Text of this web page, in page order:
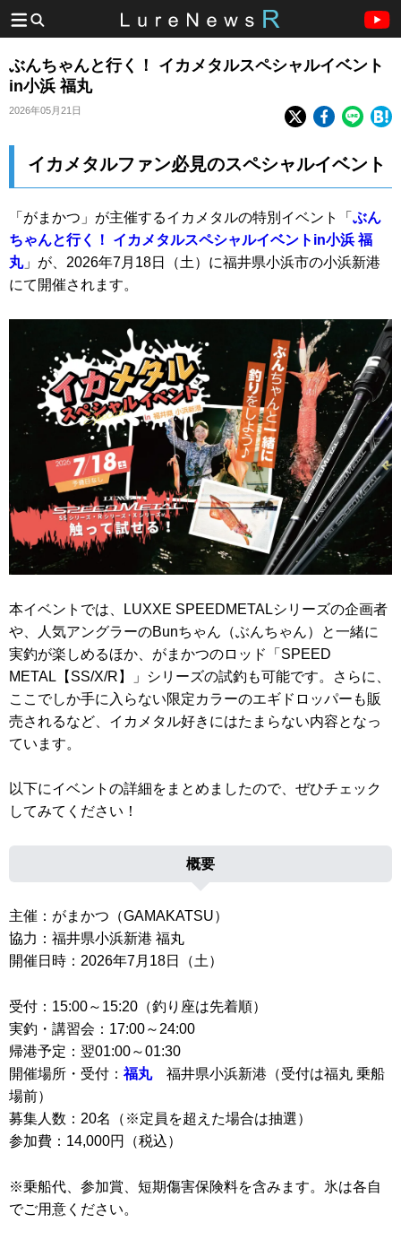
ぶんちゃんと行く！ イカメタルスペシャルイベント
in小浜 福丸
2026年05月21日
イカメタルファン必見のスペシャルイベント
「がまかつ」が主催するイカメタルの特別イベント「 ぶん
ちゃんと行く！ イカメタルスペシャルイベントin小浜 福
丸」が、2026年7月18日（土）に福井県小浜市の小浜新港
にて開催されます。
本イベントでは、LUXXE SPEEDMETALシリーズの企画者
や、人気アングラーのBunちゃん（ぶんちゃん）と一緒に
実釣が楽しめるほか、がまかつのロッド「SPEED
METAL【SS/X/R】」シリーズの試釣も可能です。さらに、
ここでしか手に入らない限定カラーのエギドロッパーも販
売されるなど、イカメタル好きにはたまらない内容となっ
ています。
以下にイベントの詳細をまとめましたので、ぜひチェック
してみてください！
概要
主催：がまかつ（GAMAKATSU）
協力：福井県小浜新港 福丸
開催日時：2026年7月18日（土）
受付：15:00～15:20（釣り座は先着順）
実釣・講習会：17:00～24:00
帰港予定：翌01:00～01:30
開催場所・受付：福丸福井県小浜新港（受付は福丸 乗船
場前）
募集人数：20名（※定員を超えた場合は抽選）
参加費：14,000円（税込）
※乗船代、参加賞、短期傷害保険料を含みます。氷は各自
でご用意ください。